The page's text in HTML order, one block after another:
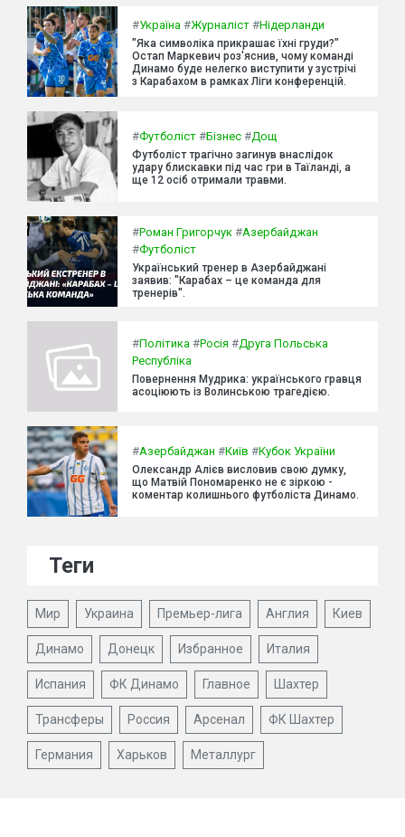
#Україна #Журналіст #Нідерланди
"Яка символіка прикрашає їхні груди?"
Остап Маркевич роз'яснив, чому команді
Динамо буде нелегко виступити у зустрічі
з Карабахом в рамках Ліги конференцій.
#Футболіст #Бізнес #Дощ
Футболіст трагічно загинув внаслідок
удару блискавки під час гри в Таїланді, а
ще 12 осіб отримали травми.
#Роман Григорчук #Азербайджан
#Футболіст
Український тренер в Азербайджані
заявив: "Карабах – це команда для
тренерів".
#Політика #Росія #Друга Польська
Республіка
Повернення Мудрика: українського гравця
асоціюють із Волинською трагедією.
#Азербайджан #Київ #Кубок України
Олександр Алієв висловив свою думку,
що Матвій Пономаренко не є зіркою -
коментар колишнього футболіста Динамо.
Теги
Мир Украина Премьер-лига Англия Киев
Динамо Донецк Избранное Италия
Испания ФК Динамо Главное Шахтер
Трансферы Россия Арсенал ФК Шахтер
Германия Харьков Металлург